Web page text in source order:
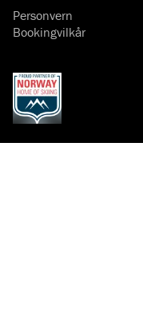
Personvern
Bookingvilkår